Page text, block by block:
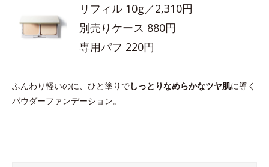
リフィル 10g／2,310円
別売りケース 880円
専用パフ 220円
ふんわり軽いのに、ひと塗りでしっとりなめらかなツヤ肌に導く
パウダーファンデーション。